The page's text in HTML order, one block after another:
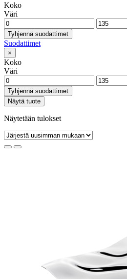
Koko
Väri
Tyhjennä suodattimet
Suodattimet
×
Koko
Väri
Tyhjennä suodattimet
Näytä tuote
Näytetään tulokset